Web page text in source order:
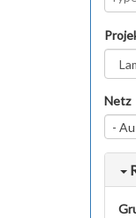
Netz
-